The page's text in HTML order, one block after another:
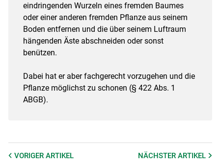
eindringenden Wurzeln eines fremden Baumes
oder einer anderen fremden Pflanze aus seinem
Boden entfernen und die über seinem Luftraum
hängenden Äste abschneiden oder sonst
benützen.
Dabei hat er aber fachgerecht vorzugehen und die
Pflanze möglichst zu schonen (§ 422 Abs. 1
ABGB).
VORIGER ARTIKEL NÄCHSTERARTIKEL